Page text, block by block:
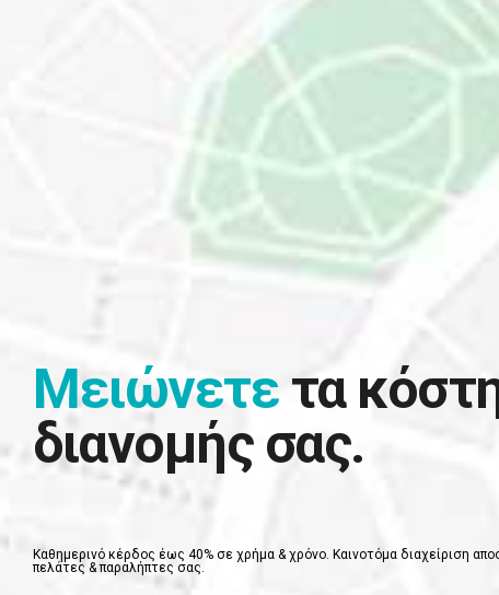
Μειώνετε τα
διανομής σας.
Καθημερινό κέρδος έως 40% σε χρήμα & χρόνο. Καινοτόμα διαχείριση
πελάτες & παραλήπτες σας.